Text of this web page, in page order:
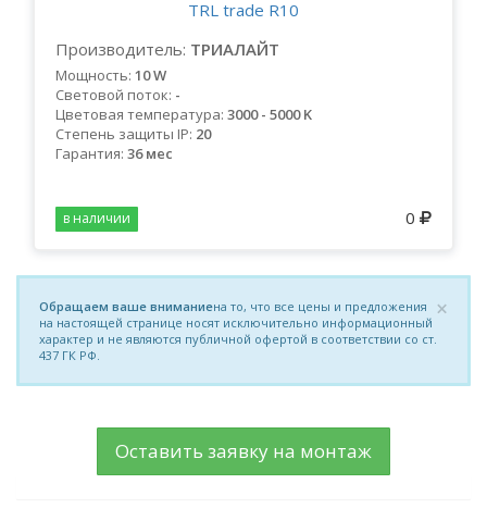
TRL trade R10
Производитель: ТРИАЛАЙТ
Мощность: 10 W
Световой поток: -
Цветовая температура: 3000 - 5000 K
Степень защиты IP: 20
Гарантия: 36 мес
0
в наличии
×
Обращаем ваше вниманиена то, что все цены и предложения
на настоящей странице носят исключительно информационный
характер и не являются публичной офертой в соответствии со ст.
437 ГК РФ.
Оставить заявку на монтаж